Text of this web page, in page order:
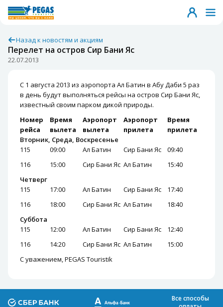
Назад к новостям и акциям
Перелет на остров Сир Бани Яс
22.07.2013
С 1 августа 2013 из аэропорта Ал Батин в Абу Даби 5 раз
в день будут выполняться рейсы на остров Сир Бани Яс,
известный своим парком дикой природы.
Номер
рейса
Время
вылета
Аэропорт
вылета
Аэропорт
прилета
Время
прилета
Вторник, Среда, Воскресенье
115
09:00 Ал Батин Сир Бани Яс
09:40
116
15:00 Сир Бани Яс Ал Батин
15:40
Четверг
115
17:00 Ал Батин Сир Бани Яс
17:40
116
18:00 Сир Бани Яс Ал Батин
18:40
Суббота
115
12:00 Ал Батин Сир Бани Яс
12:40
116
14:20 Сир Бани Яс Ал Батин
15:00
С уважением, PEGAS Touristik
Все способы